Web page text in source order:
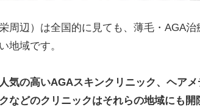
周辺）は全国的に見ても、薄毛・AGA治
地域です。
気の高いAGAスキンクリニック、ヘアメ
などのクリニックはそれらの地域にも開